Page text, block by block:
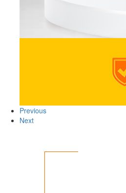
Previous
Next